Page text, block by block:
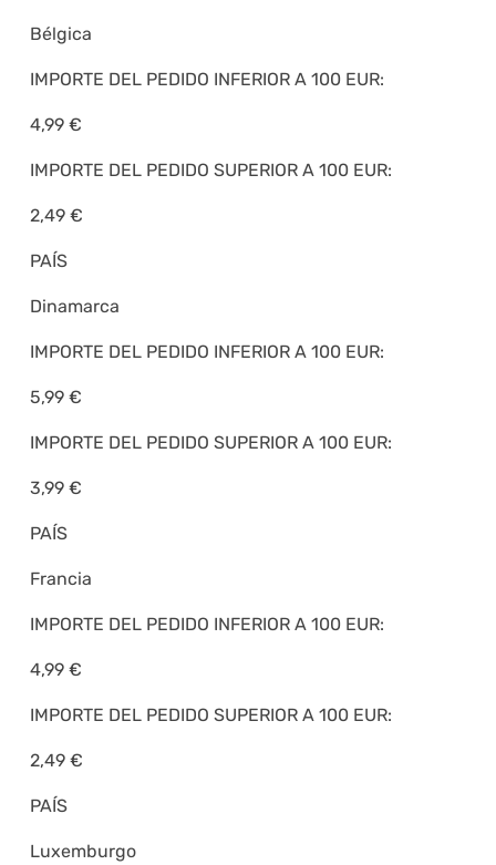
Bélgica
IMPORTE DEL PEDIDO INFERIOR A 100 EUR:
4,99 €
IMPORTE DEL PEDIDO SUPERIOR A 100 EUR:
2,49 €
PAÍS
Dinamarca
IMPORTE DEL PEDIDO INFERIOR A 100 EUR:
5,99 €
IMPORTE DEL PEDIDO SUPERIOR A 100 EUR:
3,99 €
PAÍS
Francia
IMPORTE DEL PEDIDO INFERIOR A 100 EUR:
4,99 €
IMPORTE DEL PEDIDO SUPERIOR A 100 EUR:
2,49 €
PAÍS
Luxemburgo